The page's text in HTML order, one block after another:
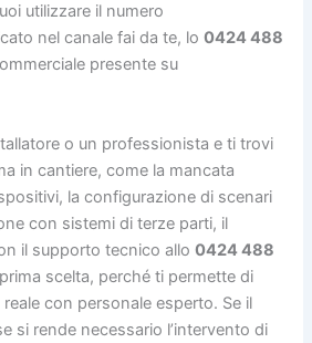
utilizzare il numero
nel canale fai da te, lo0424 488
presente su
o un professionista e ti trovi
in cantiere, come la mancata
la configurazione di scenari
con sistemi di terze parti, il
il supporto tecnico allo0424 488
scelta, perché ti permette di
con personale esperto. Se il
si rende necessario l’intervento di